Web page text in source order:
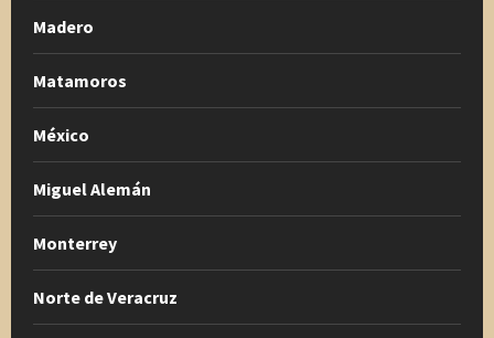
Madero
Matamoros
México
Miguel Alemán
Monterrey
Norte de Veracruz